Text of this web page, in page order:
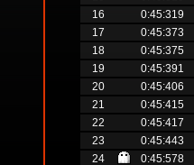
16
0:45:319
17
0:45:373
18
0:45:375
19
0:45:391
20
0:45:406
21
0:45:415
22
0:45:417
23
0:45:443
24
0:45:578